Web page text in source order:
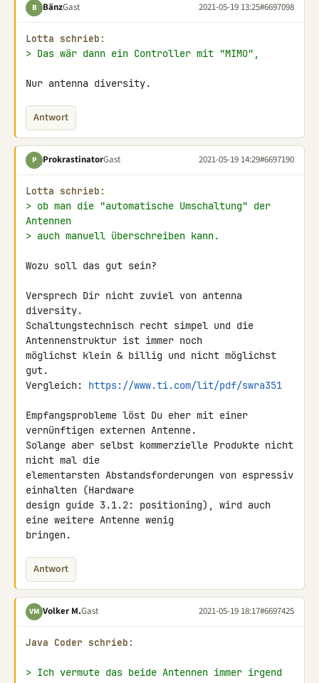
B BänzGast 2021-05-19 13:25#6697098
Lotta schrieb:
> Das wär dann ein Controller mit "MIMO",
Nur antenna diversity.
Antwort
P ProkrastinatorGast 2021-05-19 14:29#6697190
Lotta schrieb:
> ob man die "automatische Umschaltung" der
Antennen
> auch manuell überschreiben kann.
Wozu soll das gut sein?
Versprech Dir nicht zuviel von antenna
diversity.
Schaltungstechnisch recht simpel und die
Antennenstruktur ist immer noch
möglichst klein & billig und nicht möglichst
gut.
Vergleich: https://www.ti.com/lit/pdf/swra351
Empfangsprobleme löst Du eher mit einer
vernünftigen externen Antenne.
Solange aber selbst kommerzielle Produkte nicht
nicht mal die
elementarsten Abstandsforderungen von espressiv
einhalten (Hardware
design guide 3.1.2: positioning), wird auch
eine weitere Antenne wenig
bringen.
Antwort
VM Volker M.Gast 2021-05-19 18:17#6697425
Java Coder schrieb:
> Ich vermute das beide Antennen immer irgend